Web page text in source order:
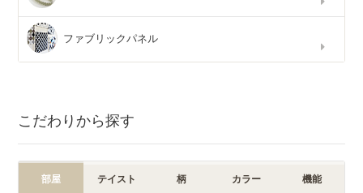
ファブリックパネル
こだわりから探す
部屋 テイスト 柄 カラー 機能